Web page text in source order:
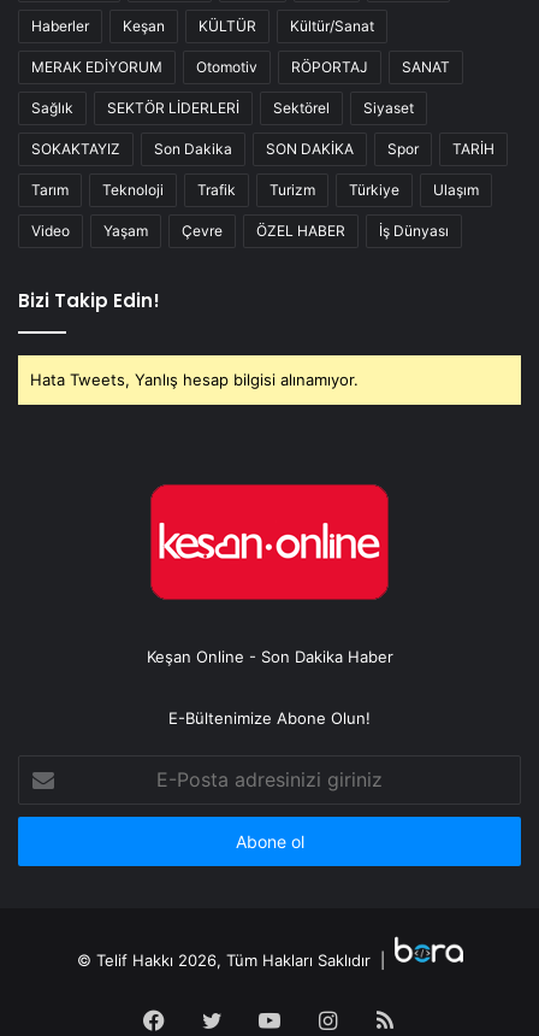
Haberler Keşan KÜLTÜR Kültür/Sanat
MERAK EDİYORUM Otomotiv RÖPORTAJ SANAT
Sağlık SEKTÖR LİDERLERİ Sektörel Siyaset
SOKAKTAYIZ Son Dakika SON DAKİKA Spor TARİH
Tarım Teknoloji Trafik Turizm Türkiye Ulaşım
Video Yaşam Çevre ÖZEL HABER İş Dünyası
Bizi Takip Edin!
Hata Tweets, Yanlış hesap bilgisi alınamıyor.
Keşan Online - Son Dakika Haber
E-Bültenimize Abone Olun!
Posta
adresinizi
© Telif Hakkı 2026, Tüm Hakları Saklıdır |
Facebook
TwitterYouTubeInstagram
RSS